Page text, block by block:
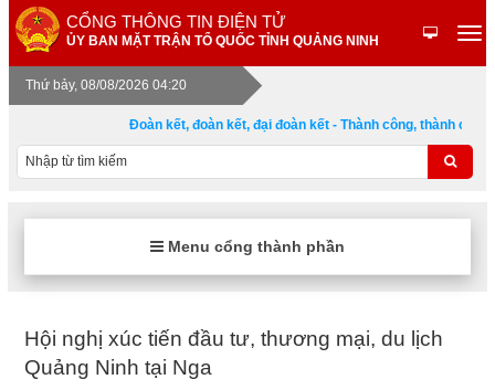
CỔNG THÔNG TIN ĐIỆN TỬ
ỦY BAN MẶT TRẬN TỔ QUỐC TỈNH QUẢNG NINH
Thứ bảy, 08/08/2026 04:20
Đoàn kết, đoàn kết, đại đoàn kết - Thành công, thành công,
Menu cổng thành phần
Hội nghị xúc tiến đầu tư, thương mại, du lịch
Quảng Ninh tại Nga